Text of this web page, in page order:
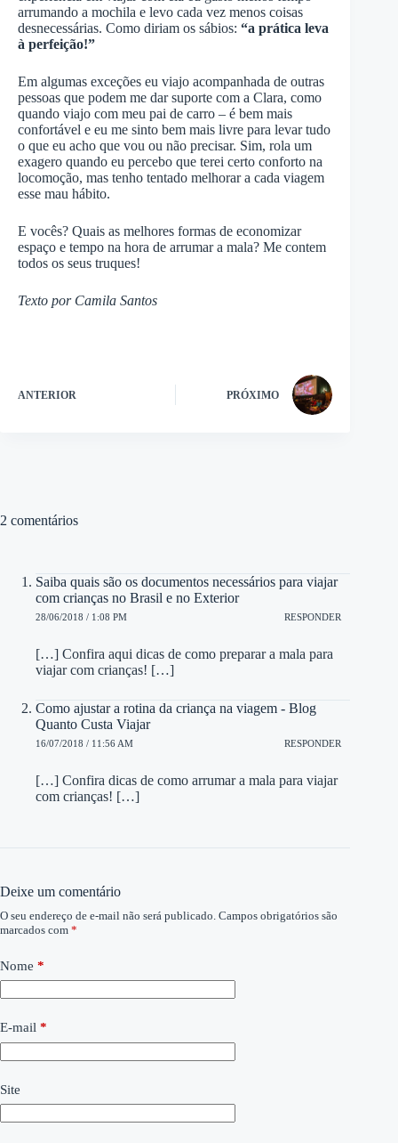
arrumando a mochila e levo cada vez menos coisas
desnecessárias. Como diriam os sábios: “a prática leva
à perfeição!”
Em algumas exceções eu viajo acompanhada de outras
pessoas que podem me dar suporte com a Clara, como
quando viajo com meu pai de carro – é bem mais
confortável e eu me sinto bem mais livre para levar tudo
o que eu acho que vou ou não precisar. Sim, rola um
exagero quando eu percebo que terei certo conforto na
locomoção, mas tenho tentado melhorar a cada viagem
esse mau hábito.
E vocês? Quais as melhores formas de economizar
espaço e tempo na hora de arrumar a mala? Me contem
todos os seus truques!
Texto por Camila Santos
ANTERIOR PRÓXIMO
2 comentários
Saiba quais são os documentos necessários para viajar
com crianças no Brasil e no Exterior
28/06/2018 / 1:08 PM RESPONDER
[…] Confira aqui dicas de como preparar a mala para
viajar com crianças! […]
Como ajustar a rotina da criança na viagem - Blog
Quanto Custa Viajar
16/07/2018 / 11:56 AM RESPONDER
[…] Confira dicas de como arrumar a mala para viajar
com crianças! […]
Deixe um comentário
O seu endereço de e-mail não será publicado. Campos obrigatórios são
marcados com *
Nome *
E-mail *
Site